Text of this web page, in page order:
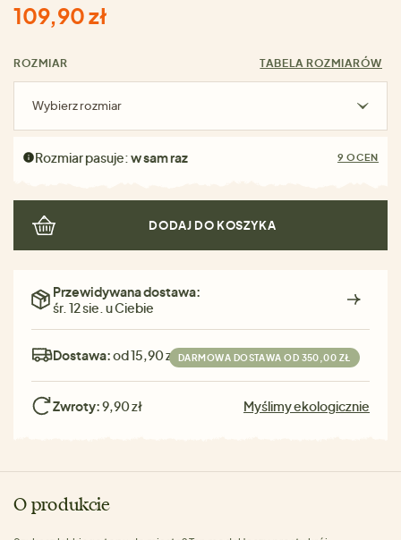
109,90 zł
ROZMIAR TABELA ROZMIARÓW
Wybierz rozmiar
Rozmiar pasuje:w sam raz 9 OCEN
DODAJ DO KOSZYKA
Przewidywana dostawa:
śr. 12 sie. u Ciebie
Dostawa:od 15,90 zł DARMOWA DOSTAWA OD 350,00 ZŁ
Zwroty:9,90 zł Myślimy ekologicznie
O produkcie